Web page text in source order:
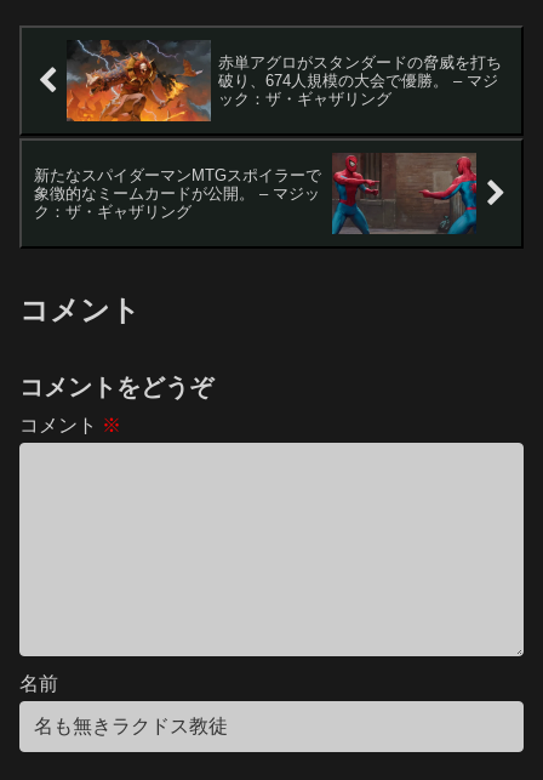
赤単アグロがスタンダードの脅威を打ち
破り、674人規模の大会で優勝。 – マジ
ック：ザ・ギャザリング
新たなスパイダーマンMTGスポイラーで
象徴的なミームカードが公開。 – マジッ
ク：ザ・ギャザリング
コメント
コメントをどうぞ
コメント ※
名前